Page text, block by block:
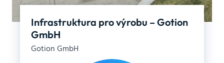
Infrastruktura pro výrobu – Gotion
GmbH
Gotion GmbH